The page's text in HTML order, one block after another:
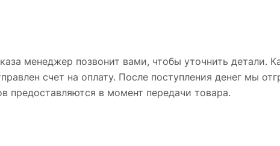
менеджер позвонит вами, чтобы уточнить детали.
счет на оплату. После поступления денег мы
предоставляются в момент передачи товара.